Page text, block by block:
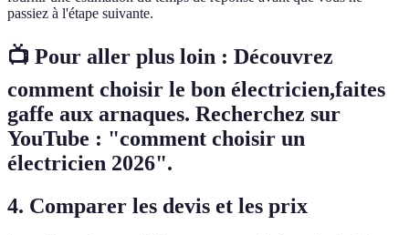
passiez à l'étape suivante.
📺 Pour aller plus loin : Découvrez
comment choisir le bon électricien,faites
gaffe aux arnaques. Recherchez sur
YouTube : "comment choisir un
électricien 2026".
4. Comparer les devis et les prix